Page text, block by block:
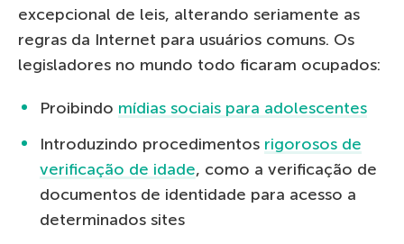
excepcional de leis, alterando seriamente as
regras da Internet para usuários comuns. Os
legisladores no mundo todo ficaram ocupados:
Proibindo mídias sociais para adolescentes
Introduzindo procedimentos rigorosos de
verificação de idade, como a verificação de
documentos de identidade para acesso a
determinados sites